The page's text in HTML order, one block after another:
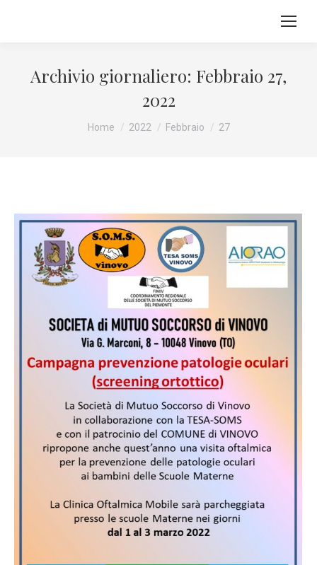
Archivio giornaliero: Febbraio 27,
2022
Tu sei qui:
Home 2022 Febbraio 27